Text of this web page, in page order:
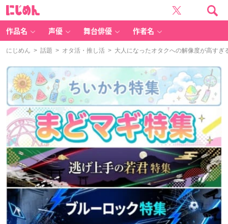
作品名 声優 舞台俳優 作者名
にじめん > 話題 > オタ活・推し活 > 大人になったオタクへの解像度が高すぎ